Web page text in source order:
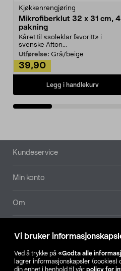
Vi bruker
Ved å trykke på «Godta alle
lagrer informasjonskapsler (cookies)
din enhet i henhold til vår policy for
Kjøkkenrengjøring
Mikrofiberklut 32 x 31 cm,
pakning
Kåret til «soleklar favoritt» i
svenske Afton...
Utførelse: Grå/beige
39,90
Legg i handlekurv
Bunntekst
Kundeservice
Min konto
Om
Våre selskaper